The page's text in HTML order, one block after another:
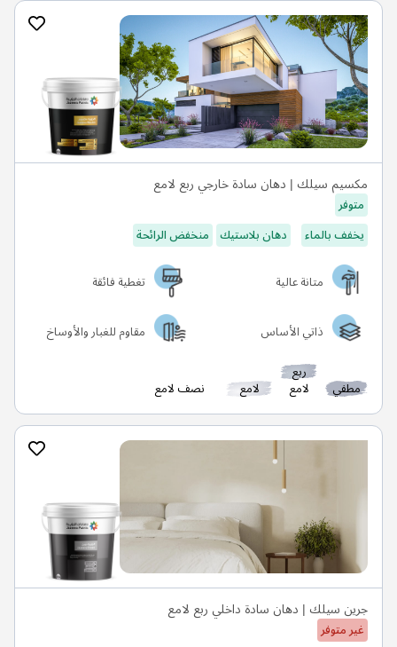
مكسيم سيلك | دهان سادة خارجي ربع لامع
متوفر
يخفف بالماء
دهان بلاستيك منخفض الرائحة
متانة عالية
تغطية فائقة
ذاتي الأساس
مقاوم للغبار والأوساخ
مطفي
ربع
لامع لامع نصف لامع
جرين سيلك | دهان سادة داخلي ربع لامع
غير متوفر